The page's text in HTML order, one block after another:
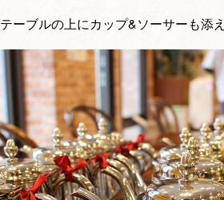
テーブルの上にカップ&ソーサーも添